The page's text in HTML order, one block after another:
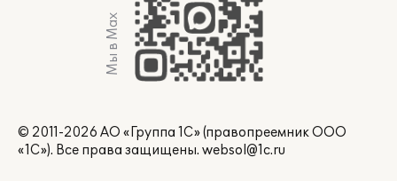
Мы в Max
© 2011-2026 АО «Группа 1С» (правопреемник ООО
«1С»). Все права защищены. websol@1c.ru